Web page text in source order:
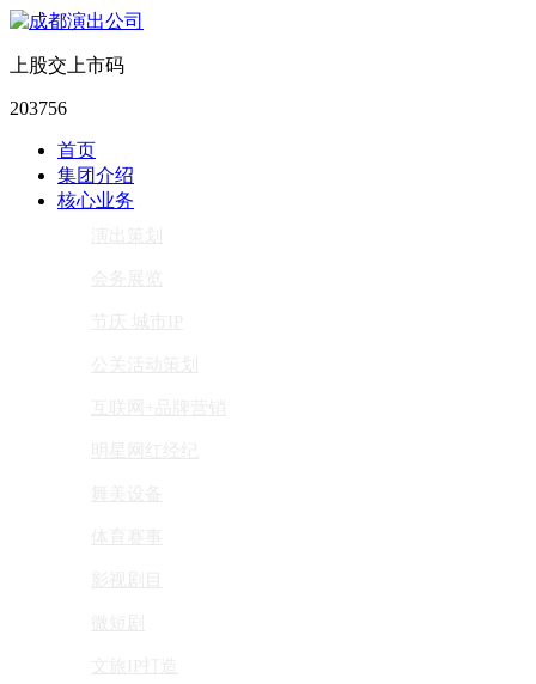
上股交上市码
203756
首页
集团介绍
核心业务